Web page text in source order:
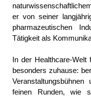
er von seiner
pharmazeutischen
Tätigkeit als
In der Healthcare-
besonders zuhause:
feinen Runden, wie